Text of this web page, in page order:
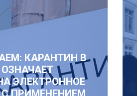
КАРАНТИН В
ЭЛЕКТРОННОЕ